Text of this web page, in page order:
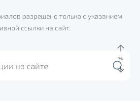
разрешено только с указанием
ссылки на сайт.
%